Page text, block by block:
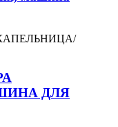
ДЛЯ